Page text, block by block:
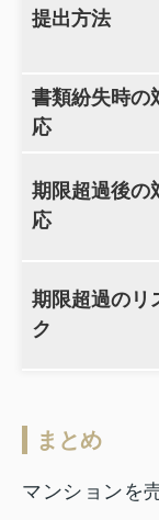
提出方法
書類紛失時の
応
期限超過後の
応
期限超過のリ
ク
まとめ
マンションを